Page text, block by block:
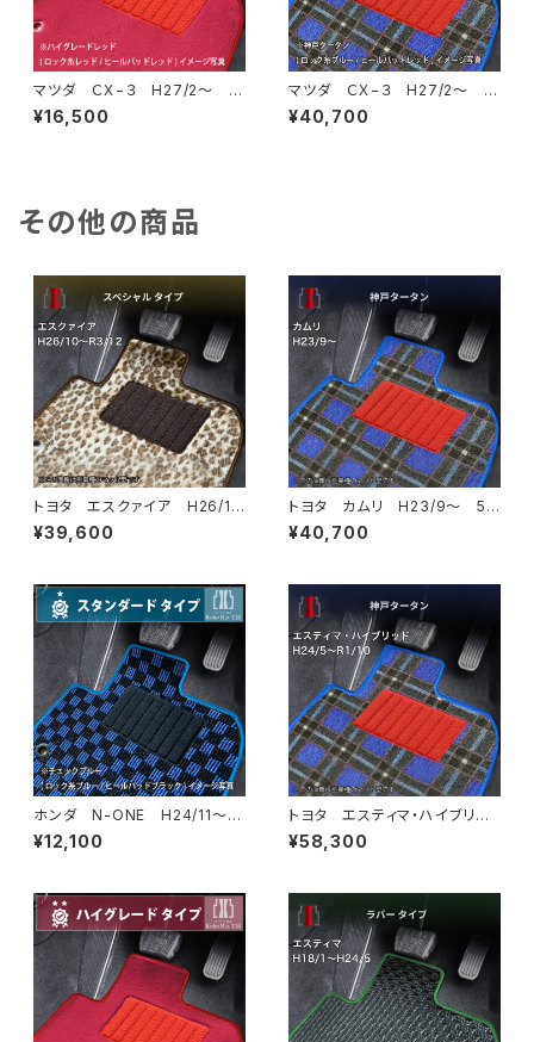
マツダ ＣＸ−３ H27/2〜 D
K系 フロアマット一式 カーマ
ット ハイグレードタイプ
¥16,500
マツダ ＣＸ−３ H27/2〜 D
K系 フロアマット一式 カーマ
ット 神戸タータン 特別受注
¥40,700
その他の商品
トヨタ エスクァイア H26/1
0〜R3/12 80系 フロアマッ
ト一式 カーマット スペシャル
¥39,600
トヨタ カムリ H23/9〜 5
0/70系 フロアマット一式 カ
ーマット 神戸タータン 特別
¥40,700
ホンダ N-ONE H24/11〜R
2/3 JG1・JG2 フロアマット
一式 カーマット スタンダード
¥12,100
トヨタ エスティマ・ハイブリッ
ド H24/5〜R1/10（後期） 20
系 フロアマット一式 カーマッ
¥58,300